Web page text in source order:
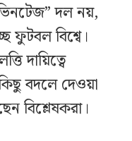
দল নয়,
ফুটবল বিশ্বে।
দায়িত্বে
বদলে দেওয়া
বিশ্লেষকরা।